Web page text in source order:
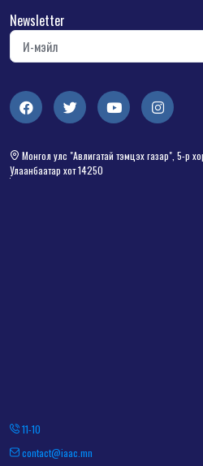
Newsletter
Монгол улс "Авлигатай тэмцэх газар", 5-р
Улаанбаатар хот 14250
11-10
contact@iaac.mn